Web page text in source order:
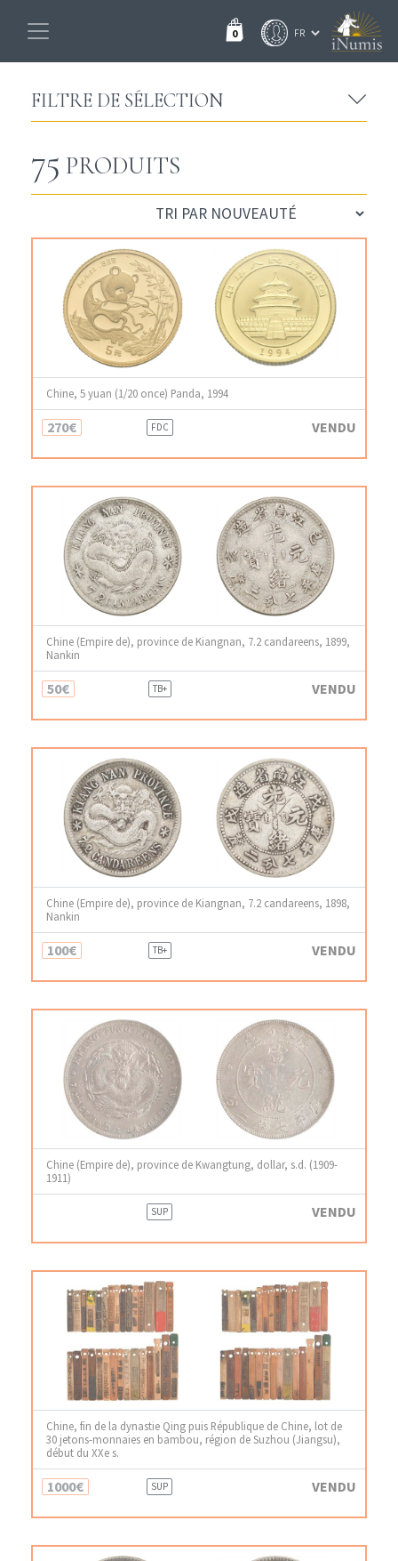
0
FILTRE DE SÉLECTION
75 PRODUITS
Chine, 5 yuan (1/20 once) Panda, 1994
270€ FDC VENDU
Chine (Empire de), province de Kiangnan, 7.2 candareens, 1899,
Nankin
50€ TB+ VENDU
Chine (Empire de), province de Kiangnan, 7.2 candareens, 1898,
Nankin
100€ TB+ VENDU
Chine (Empire de), province de Kwangtung, dollar, s.d. (1909-
1911)
SUP VENDU
Chine, fin de la dynastie Qing puis République de Chine, lot de
30 jetons-monnaies en bambou, région de Suzhou (Jiangsu),
début du XXe s.
1000€ SUP VENDU